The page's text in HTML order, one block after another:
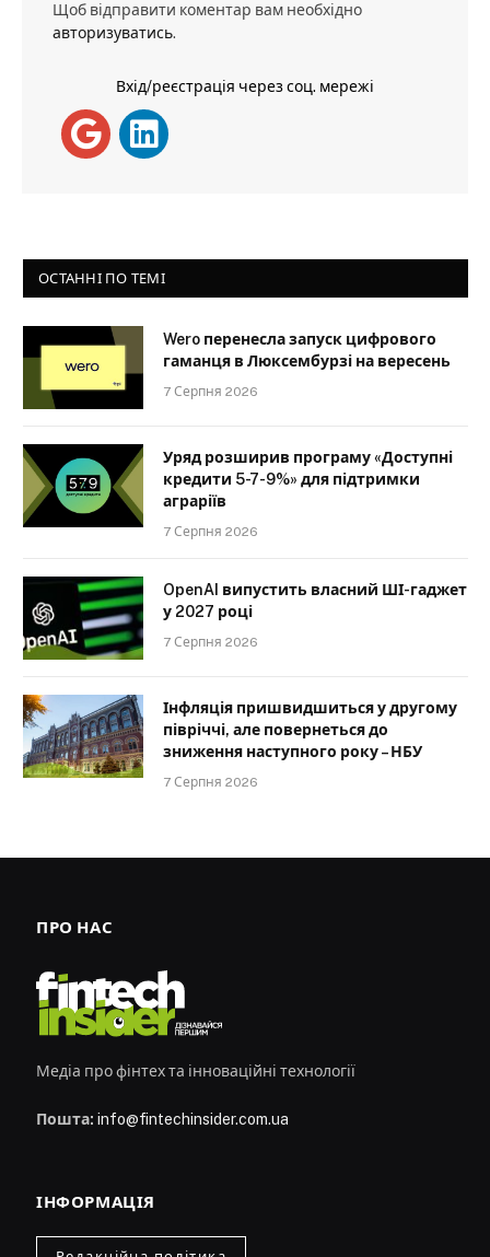
Щоб відправити коментар вам необхідно
авторизуватись.
Вхід/реєстрація через соц. мережі
ОСТАННІ ПО ТЕМІ
Wero перенесла запуск цифрового
гаманця в Люксембурзі на вересень
7 Серпня 2026
Уряд розширив програму «Доступні
кредити 5-7-9%» для підтримки
аграріїв
7 Серпня 2026
OpenAI випустить власний ШІ-гаджет
у 2027 році
7 Серпня 2026
Інфляція пришвидшиться у другому
півріччі, але повернеться до
зниження наступного року – НБУ
7 Серпня 2026
ПРО НАС
Медіа про фінтех та інноваційні технології
Пошта: info@fintechinsider.com.ua
ІНФОРМАЦІЯ